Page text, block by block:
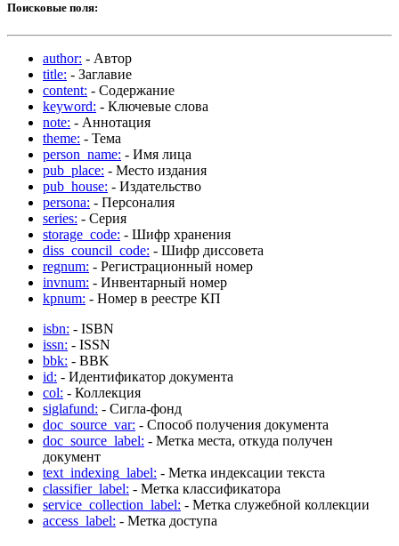
Поисковые поля:
author: - Автор
title: - Заглавие
content: - Содержание
keyword: - Ключевые слова
note: - Аннотация
theme: - Тема
person_name: - Имя лица
pub_place: - Место издания
pub_house: - Издательство
persona: - Персоналия
series: - Серия
storage_code: - Шифр хранения
diss_council_code: - Шифр диссовета
regnum: - Регистрационный номер
invnum: - Инвентарный номер
kpnum: - Номер в реестре КП
isbn: - ISBN
issn: - ISSN
bbk: - BBK
id: - Идентификатор документа
col: - Коллекция
siglafund: - Сигла-фонд
doc_source_var: - Способ получения документа
doc_source_label: - Метка места, откуда получен
документ
text_indexing_label: - Метка индексации текста
classifier_label: - Метка классификатора
service_collection_label: - Метка служебной коллекции
access_label: - Метка доступа